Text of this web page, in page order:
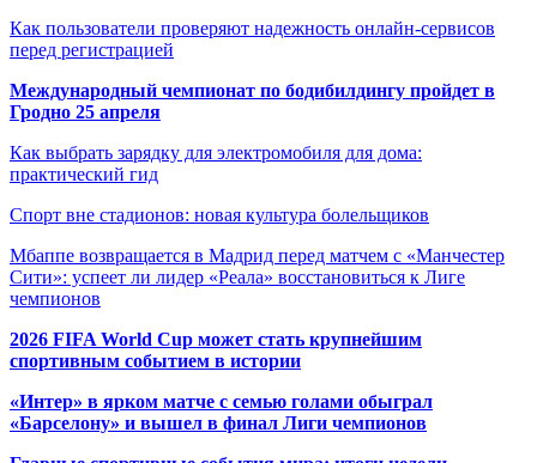
Как пользователи проверяют надежность онлайн-сервисов
перед регистрацией
Международный чемпионат по бодибилдингу пройдет в
Гродно 25 апреля
Как выбрать зарядку для электромобиля для дома:
практический гид
Спорт вне стадионов: новая культура болельщиков
Мбаппе возвращается в Мадрид перед матчем с «Манчестер
Сити»: успеет ли лидер «Реала» восстановиться к Лиге
чемпионов
2026 FIFA World Cup может стать крупнейшим
спортивным событием в истории
«Интер» в ярком матче с семью голами обыграл
«Барселону» и вышел в финал Лиги чемпионов